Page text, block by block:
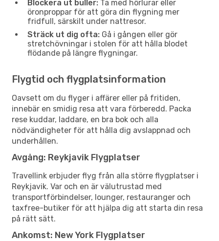
Blockera ut buller: Ta med hörlurar eller
öronproppar för att göra din flygning mer
fridfull, särskilt under nattresor.
Sträck ut dig ofta: Gå i gången eller gör
stretchövningar i stolen för att hålla blodet
flödande på längre flygningar.
Flygtid och flygplatsinformation
Oavsett om du flyger i affärer eller på fritiden,
innebär en smidig resa att vara förberedd. Packa
rese kuddar, laddare, en bra bok och alla
nödvändigheter för att hålla dig avslappnad och
underhållen.
Avgång: Reykjavik Flygplatser
Travellink erbjuder flyg från alla större flygplatser i
Reykjavik. Var och en är välutrustad med
transportförbindelser, lounger, restauranger och
taxfree-butiker för att hjälpa dig att starta din resa
på rätt sätt.
Ankomst: New York Flygplatser